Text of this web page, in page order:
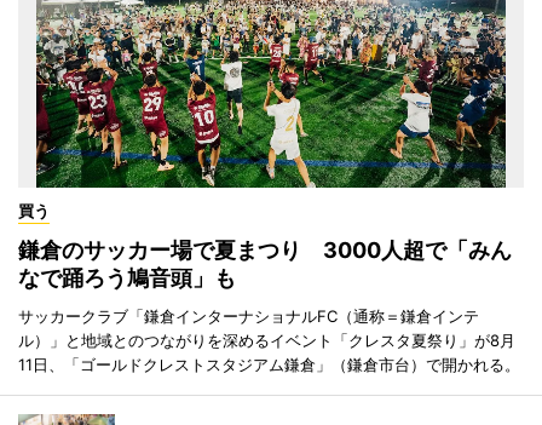
買う
鎌倉のサッカー場で夏まつり 3000人超で「みん
なで踊ろう鳩音頭」も
サッカークラブ「鎌倉インターナショナルFC（通称＝鎌倉インテ
ル）」と地域とのつながりを深めるイベント「クレスタ夏祭り」が8月
11日、「ゴールドクレストスタジアム鎌倉」（鎌倉市台）で開かれる。